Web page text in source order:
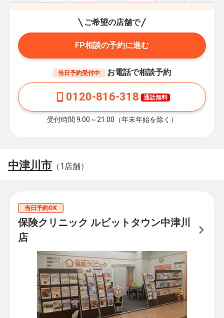
ご希望の店舗で
FP相談の予約に進む
当日予約受付中 お電話で相談予約
0120-816-318 通話無料
受付時間 9:00～21:00（年末年始を除く）
中津川市 （1店舗）
当日予約OK
保険クリニック ルビットタウン中津川
店